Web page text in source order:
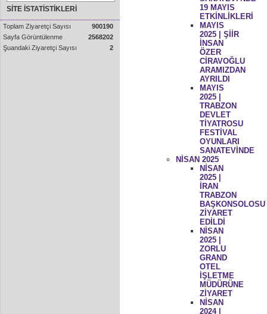
SİTE İSTATİSTİKLERİ
Toplam Ziyaretçi Sayısı
900190
Sayfa Görüntülenme
2568202
Şuandaki Ziyaretçi Sayısı
2
19 MAYIS
ETKİNLİKLERİ
MAYIS
2025 | ŞİİR
İNSAN
ÖZER
CİRAVOĞLU
ARAMIZDAN
AYRILDI
MAYIS
2025 |
TRABZON
DEVLET
TİYATROSU
FESTİVAL
OYUNLARI
SANATEVİNDE
NİSAN 2025
NİSAN
2025 |
İRAN
TRABZON
BAŞKONSOLOSU
ZİYARET
EDİLDİ
NİSAN
2025 |
ZORLU
GRAND
OTEL
İŞLETME
MÜDÜRÜNE
ZİYARET
NİSAN
2024 |